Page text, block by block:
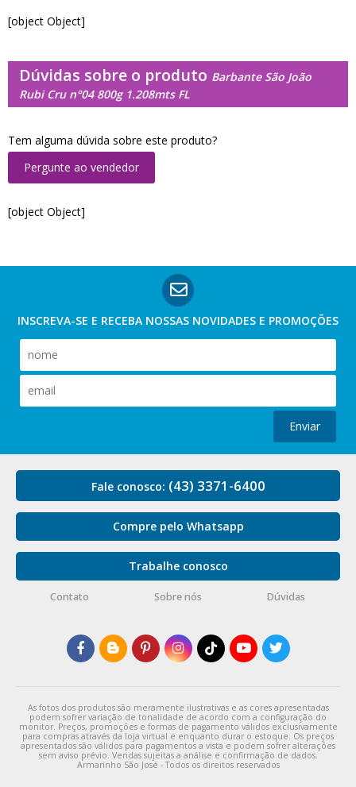
[object Object]
Dúvidas sobre o produto Barbante São João
Rubi Cru n°04 800g 1.208mts FL
Tem alguma dúvida sobre este produto?
Pergunte ao vendedor
[object Object]
INSCREVA-SE E RECEBA NOSSAS NOVIDADES E PROMOÇÕES
Enviar
Fale conosco: (43) 3371-6400
Compre pelo Whatsapp
Trabalhe conosco
Contato Sobre nós Dúvidas
As fotos dos produtos são meramente ilustrativas e as cores apresentadas
podem sofrer variação de tonalidade de acordo com a configuração do
monitor. Preços, promoções e formas de pagamento válidos exclusivamente
para compras através da loja virtual e enquanto durar o estoque. Os preços
apresentados são válidos para pagamentos a vista e podem sofrer alterações
sem aviso prévio. Vendas sujeitas a análise e confirmação de dados.
Armarinho São José - Todos os direitos reservados